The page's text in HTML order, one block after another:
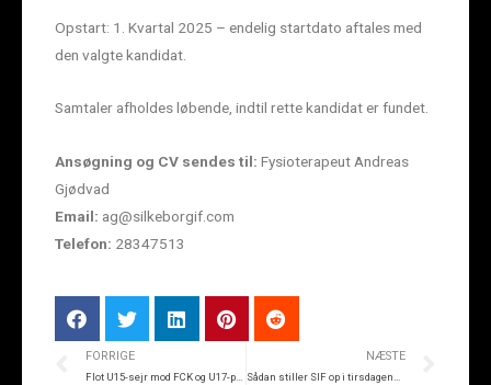
Opstart: 1. Kvartal 2025 – endelig startdato aftales med
den valgte kandidat.
Samtaler afholdes løbende, indtil rette kandidat er fundet.
Ansøgning og CV sendes til: Fysioterapeut Andreas
Gjødvad
Email: ag@silkeborgif.com
Telefon: 28347513
FORRIGE
Flot U15-sejr mod FCK og U17-pokalavancement
NÆSTE
Sådan stiller SIF op i tirsdagens testkamp